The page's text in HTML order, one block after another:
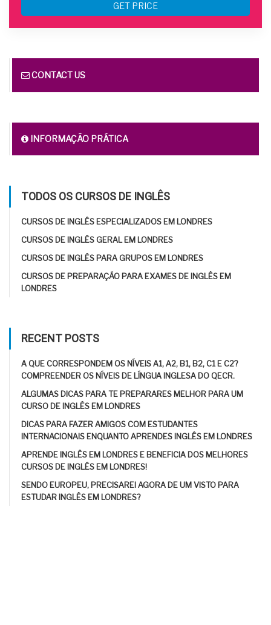
GET PRICE
CONTACT US
INFORMAÇÃO PRÁTICA
TODOS OS CURSOS DE INGLÊS
CURSOS DE INGLÊS ESPECIALIZADOS EM LONDRES
CURSOS DE INGLÊS GERAL EM LONDRES
CURSOS DE INGLÊS PARA GRUPOS EM LONDRES
CURSOS DE PREPARAÇÃO PARA EXAMES DE INGLÊS EM
LONDRES
RECENT POSTS
A QUE CORRESPONDEM OS NÍVEIS A1, A2, B1, B2, C1 E C2?
COMPREENDER OS NÍVEIS DE LÍNGUA INGLESA DO QECR.
ALGUMAS DICAS PARA TE PREPARARES MELHOR PARA UM
CURSO DE INGLÊS EM LONDRES
DICAS PARA FAZER AMIGOS COM ESTUDANTES
INTERNACIONAIS ENQUANTO APRENDES INGLÊS EM LONDRES
APRENDE INGLÊS EM LONDRES E BENEFICIA DOS MELHORES
CURSOS DE INGLÊS EM LONDRES!
SENDO EUROPEU, PRECISAREI AGORA DE UM VISTO PARA
ESTUDAR INGLÊS EM LONDRES?